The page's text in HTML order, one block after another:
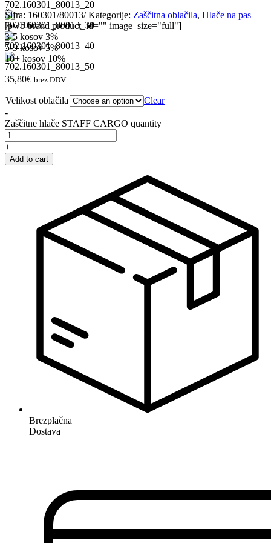
Šifra: 160301/80013/Kategorije: Zaščitna oblačila, Hlače na pas
[pwb-brand product_id="" image_size="full"]
3-5 kosov 3%
5-9 kosov 5%
10+ kosov 10%
35,80€ brez DDV
Velikost oblačila
Clear
-
Zaščitne hlače STAFF CARGO quantity
+
Add to cart
Brezplačna
Dostava